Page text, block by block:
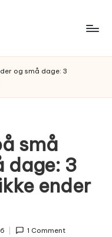
og små dage: 3
små
dage: 3
ender
1 Comment